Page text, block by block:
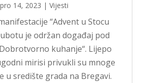
pro 14, 2023 | Vijesti
“Advent u Stocu
je održan događaj pod
kuhanje“. Lijepo
mirisi privukli su mnoge
u središte grada na Bregavi.